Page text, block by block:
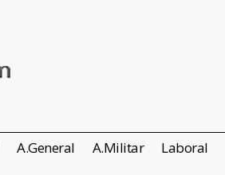
A.General A.Militar Laboral